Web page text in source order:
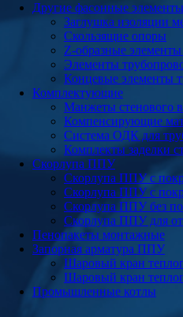
Другие фасонные элементы
Заглушка изоляции
Скользящие опоры
Z-образные
Элементы
Концевые элементы
Комплектующие
Манжеты стенового
Компенсирующие
Система ОДК для
Комплекты заделки
Скорлупа ППУ
Скорлупа ППУ с
Скорлупа ППУ с
Скорлупа ППУ без
Скорлупа ППУ для
Пенопакеты монтажные
Запорная арматура ППУ
Шаровый кран
Шаровый кран
Промышленные котлы